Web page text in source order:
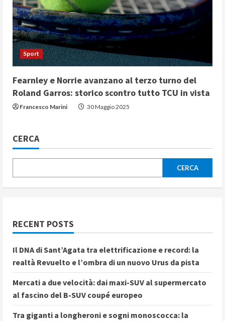
Sport
Fearnley e Norrie avanzano al terzo turno del
Roland Garros: storico scontro tutto TCU in vista
Francesco Marini 30 Maggio 2025
CERCA
CERCA
RECENT POSTS
Il DNA di Sant’Agata tra elettrificazione e record: la
realtà Revuelto e l’ombra di un nuovo Urus da pista
Mercati a due velocità: dai maxi-SUV al supermercato
al fascino del B-SUV coupé europeo
Tra giganti a longheroni e sogni monoscocca: la